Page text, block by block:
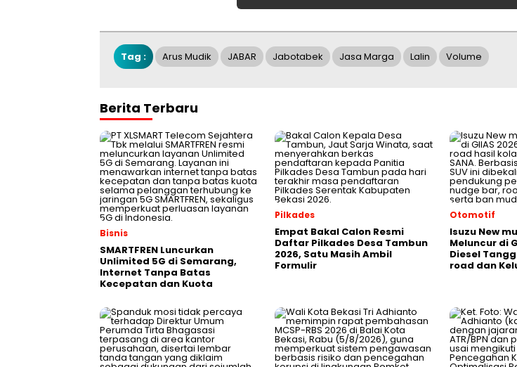
Tag : Arus Mudik JABAR Jabotabek Jasa Marga Lalin Volume
Berita Terbaru
Bisnis
SMARTFREN Luncurkan
Unlimited 5G di Semarang,
Internet Tanpa Batas
Kecepatan dan Kuota
Pilkades
Empat Bakal Calon Resmi
Daftar Pilkades Desa Tambun
2026, Satu Masih Ambil
Formulir
Otomotif
Isuzu New
Meluncur di
Diesel
road dan